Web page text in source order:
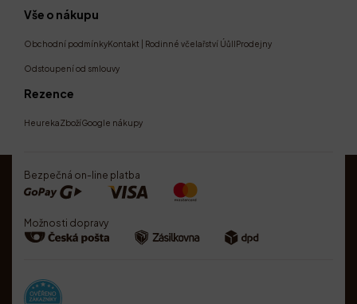
Vše o nákupu
Obchodní podmínkyKontakt | Rodinné včelařství ÚůllProdejny
Odstoupení od smlouvy
Rezence
HeurekaZbožíGoogle nákupy
Bezpečná on-line platba
Možnosti dopravy